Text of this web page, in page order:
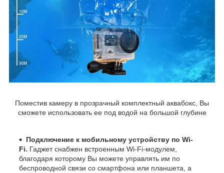
Поместив камеру в прозрачный комплектный аквабокс, Вы
сможете использовать ее под водой на большой глубине
Подключение к мобильному устройству по Wi-
Fi. Гаджет снабжен встроенным Wi-Fi-модулем,
благодаря которому Вы можете управлять им по
беспроводной связи со смартфона или планшета, а